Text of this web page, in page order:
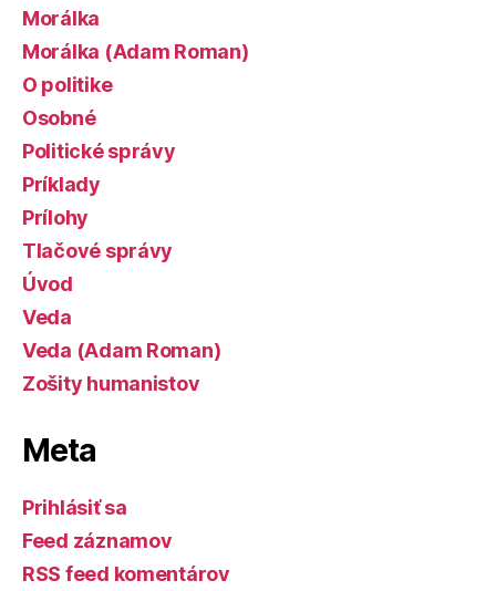
Morálka
Morálka (Adam Roman)
O politike
Osobné
Politické správy
Príklady
Prílohy
Tlačové správy
Úvod
Veda
Veda (Adam Roman)
Zošity humanistov
Meta
Prihlásiť sa
Feed záznamov
RSS feed komentárov